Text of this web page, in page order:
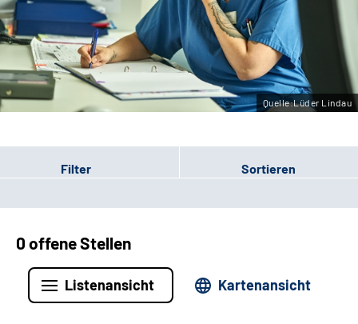
Suche
Leichte Sprache
Gebärdensprache
Quelle:Lüder Lindau
Filter Sortieren
0 offene Stellen
Listenansicht Kartenansicht